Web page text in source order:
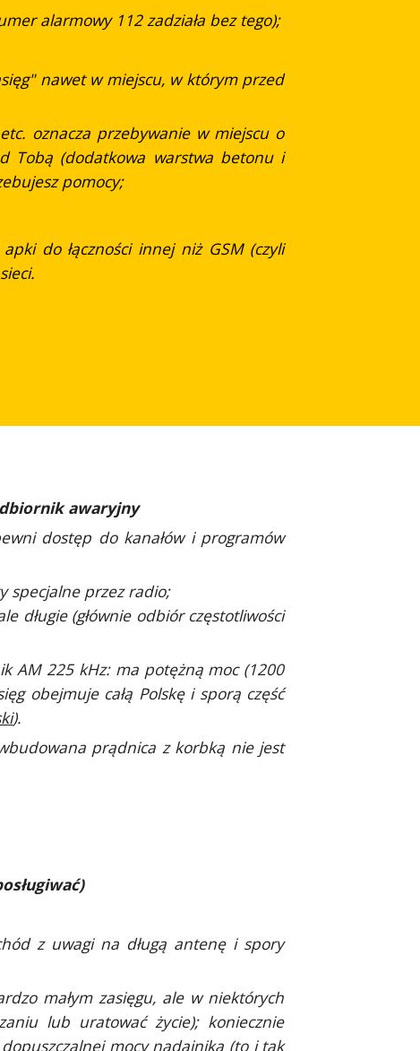
alarmowy 112 zadziała bez tego);
nawet w miejscu, w którym przed
oznacza przebywanie w miejscu o
Tobą (dodatkowa warstwa betonu i
pomocy;
do łączności innej niż GSM (czyli
awaryjny
dostęp do kanałów i programów
specjalne przez radio;
długie (głównie odbiór częstotliwości
AM 225 kHz: ma potężną moc (1200
obejmuje całą Polskę i sporą część
).
prądnica z korbką nie jest
z uwagi na długą antenę i spory
małym zasięgu, ale w niektórych
lub uratować życie); koniecznie
mocy nadajnika (to i tak